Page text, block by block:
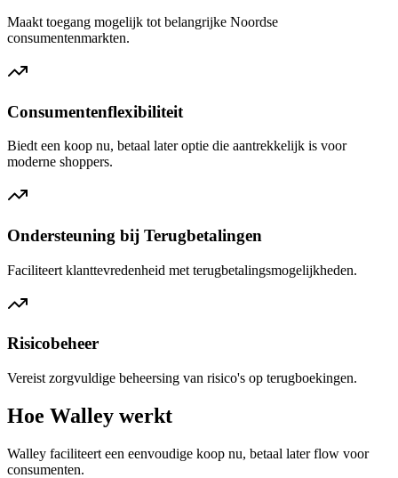
Maakt toegang mogelijk tot belangrijke Noordse
consumentenmarkten.
Consumentenflexibiliteit
Biedt een koop nu, betaal later optie die aantrekkelijk is voor
moderne shoppers.
Ondersteuning bij Terugbetalingen
Faciliteert klanttevredenheid met terugbetalingsmogelijkheden.
Risicobeheer
Vereist zorgvuldige beheersing van risico's op terugboekingen.
Hoe Walley werkt
Walley faciliteert een eenvoudige koop nu, betaal later flow voor
consumenten.